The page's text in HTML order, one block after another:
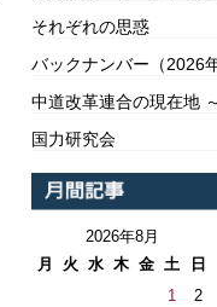
それぞれの思惑
バックナンバー（2026
中道改革連合の現在地
国力研究会
2026年8月
月
火 水 木 金 土 日
1
2